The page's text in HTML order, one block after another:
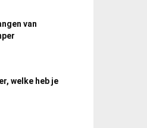
van
welke heb je